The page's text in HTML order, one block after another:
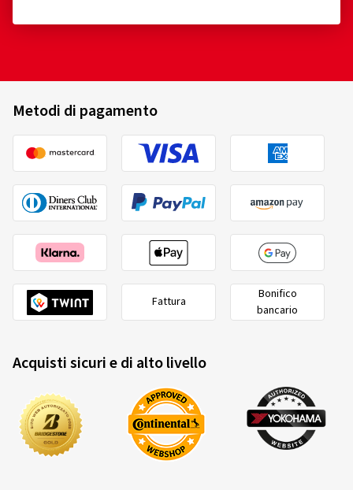
Metodi di pagamento
Fattura
Bonifico
bancario
Acquisti sicuri e di alto livello